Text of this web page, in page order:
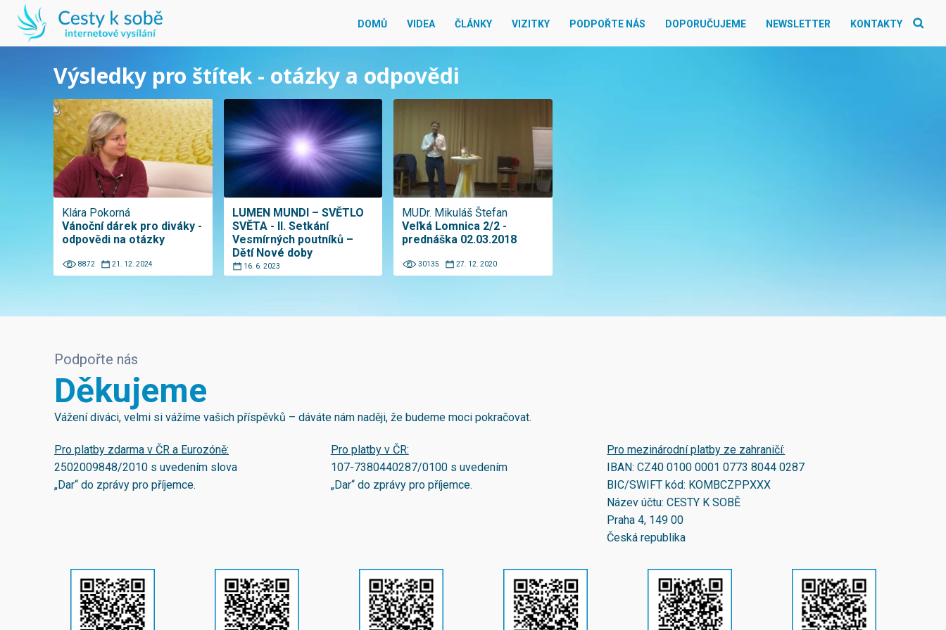
DOMŮ VIDEA ČLÁNKY VIZITKY PODPOŘTE NÁS DOPORUČUJEME NEWSLETTER KONTAKTY
Výsledky pro štítek - otázky a odpovědi
Klára Pokorná
Vánoční dárek pro diváky -
odpovědi na otázky
8872 21. 12. 2024
LUMEN MUNDI – SVĚTLO
SVĚTA - II. Setkání
Vesmírných poutníků –
Dětí Nové doby
16. 6. 2023
MUDr. Mikuláš Štefan
Veľká Lomnica 2/2 -
prednáška 02.03.2018
30135 27. 12. 2020
Podpořte nás
Děkujeme
Vážení diváci, velmi si vážíme vašich příspěvků – dáváte nám naději, že budeme moci pokračovat.
Pro platby zdarma v ČR a Eurozóně:
2502009848/2010 s uvedením slova
„Dar“ do zprávy pro příjemce.
Pro platby v ČR:
107-7380440287/0100s uvedením
„Dar“ do zprávy pro příjemce.
Pro mezinárodní platby ze zahraničí:
IBAN:CZ40 0100 0001 0773 8044 0287
BIC/SWIFT kód: KOMBCZPPXXX
Název účtu: CESTY K SOBĚ
Praha 4, 149 00
Česká republika